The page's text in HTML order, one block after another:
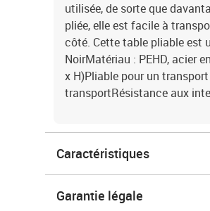
utilisée, de sorte que
pliée, elle est facile à
côté. Cette table pliable est
NoirMatériau : PEHD, acier
x H)Pliable pour un
transportRésistance aux
Caractéristiques
Garantie légale